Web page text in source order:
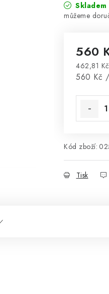
Skladem
560
462,81
Měrná
560 Kč
Kód zboží:
Tisk